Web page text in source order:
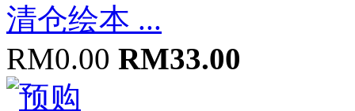
清仓绘本 ...
RM0.00 RM33.00